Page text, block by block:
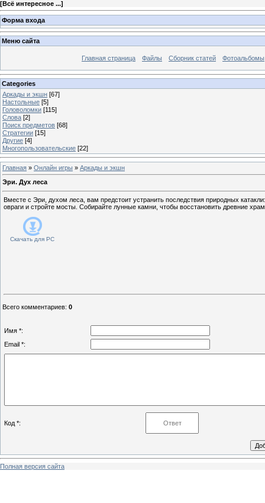
[Всё интересное ...]
Форма входа
Меню сайта
Главная страница Файлы Сборник статей Фотоальбомы
Categories
Аркады и экшн [67]
Настольные [5]
Головоломки [115]
Слова [2]
Поиск предметов [68]
Стратегии [15]
Другие [4]
Многопользовательские [22]
Главная » Онлайн игры » Аркады и экшн
Эри. Дух леса
Вместе с Эри, духом леса, вам предстоит устранить последствия природных
овраги и стройте мосты. Собирайте лунные камни, чтобы восстановить древние
Скачать для PC
Всего комментариев: 0
Имя *:
Email *:
Код *:
Полная версия сайта